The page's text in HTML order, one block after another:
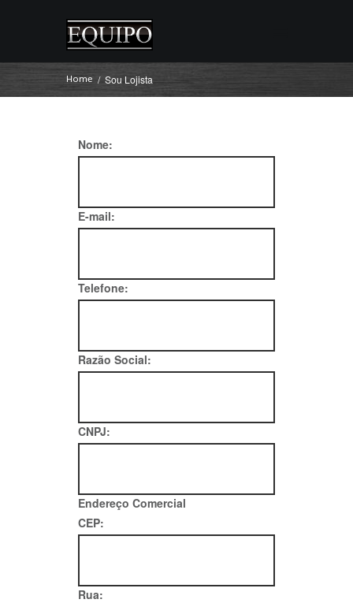
Home Sou Lojista
Nome:
E-mail:
Telefone:
Razão Social:
CNPJ:
Endereço Comercial
CEP:
Rua: